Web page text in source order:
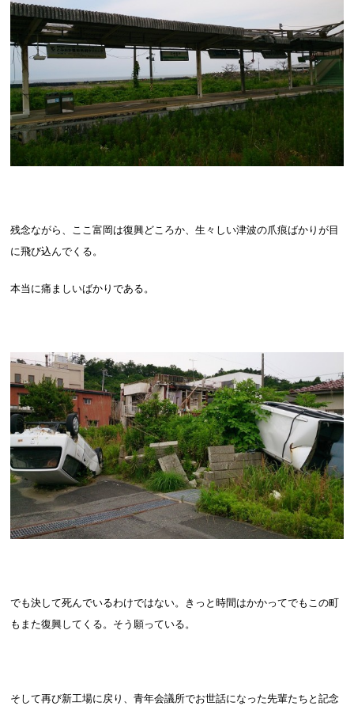
残念ながら、ここ富岡は復興どころか、生々しい津波の爪痕ばかりが目
に飛び込んでくる。
本当に痛ましいばかりである。
でも決して死んでいるわけではない。きっと時間はかかってでもこの町
もまた復興してくる。そう願っている。
そして再び新工場に戻り、青年会議所でお世話になった先輩たちと記念